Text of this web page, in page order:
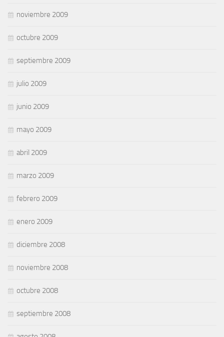
noviembre 2009
octubre 2009
septiembre 2009
julio 2009
junio 2009
mayo 2009
abril 2009
marzo 2009
febrero 2009
enero 2009
diciembre 2008
noviembre 2008
octubre 2008
septiembre 2008